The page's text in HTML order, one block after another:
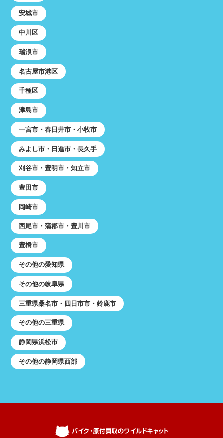
安城市
中川区
瑞浪市
名古屋市港区
千種区
津島市
一宮市・春日井市・小牧市
みよし市・日進市・長久手
刈谷市・豊明市・知立市
豊田市
岡崎市
西尾市・蒲郡市・豊川市
豊橋市
その他の愛知県
その他の岐阜県
三重県桑名市・四日市市・鈴鹿市
その他の三重県
静岡県浜松市
その他の静岡県西部